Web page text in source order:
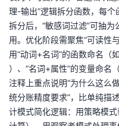
理-输出”逻辑拆分函数，每个
拆分后，“敏感词过滤”可抽
用。优化阶段需聚焦“可读性
用“动词+名词”的函数命名
）、“名词+属性”的变量命名
注释上重点说明“为什么这么
统分账精度要求”，比单纯描
计模式简化逻辑：用策略模